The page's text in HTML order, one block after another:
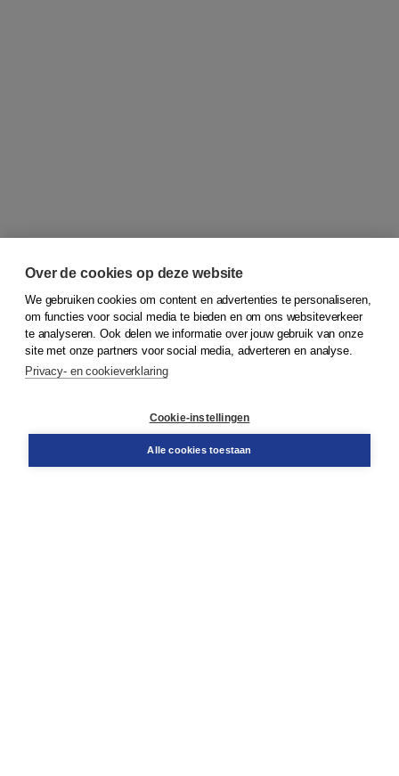
© 2026Koninklijke Boom uitgevers
Bestellen
Over de cookies op deze website
We gebruiken cookies om content en advertenties te personaliseren,
om functies voor social media te bieden en om ons websiteverkeer
te analyseren. Ook delen we informatie over jouw gebruik van onze
site met onze partners voor social media, adverteren en analyse.
Privacy- en cookieverklaring
Cookie-instellingen
Alle cookies toestaan